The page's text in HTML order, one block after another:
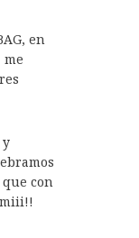
en
con